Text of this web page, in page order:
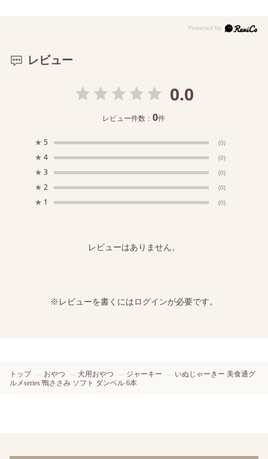
レビュー
0.0
レビュー件数：0件
★ 5 (0)
★ 4 (0)
★ 3 (0)
★ 2 (0)
★ 1 (0)
レビューはありません。
※レビューを書くにはログインが必要です。
トップ おやつ 犬用おやつ ジャーキー
いぬじゃーきー 美食通グ
ルメseries 鴨ささみ ソフト ダンベル 6本